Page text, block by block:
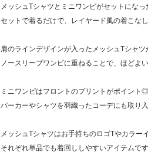
メッシュTシャツとミニワンピがセットになっ
セットで着るだけで、レイヤード風の着こな
肩のラインデザインが入ったメッシュTシャ
ノースリーブワンピに重ねることで、ほどよ
ミニワンピはフロントのプリントがポイント◎
パーカーやシャツを羽織ったコーデにも取り
メッシュTシャツはお手持ちのロゴTやカラー
それぞれ単品でも着回ししやすいアイテムで